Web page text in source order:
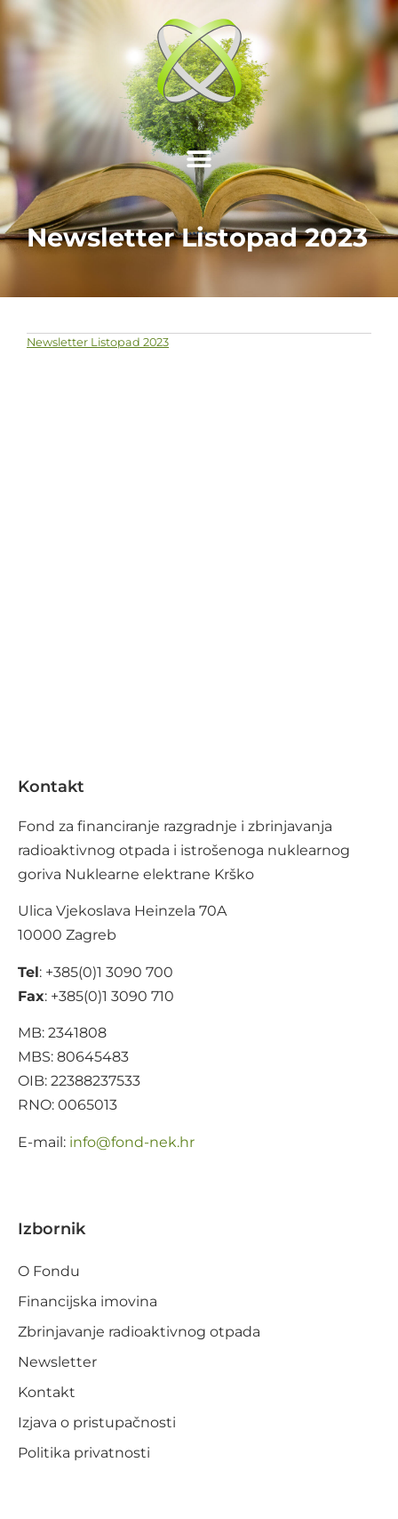
Newsletter Listopad 2023
Newsletter Listopad 2023
Kontakt
Fond za financiranje razgradnje i zbrinjavanja
radioaktivnog otpada i istrošenoga nuklearnog
goriva Nuklearne elektrane Krško
Ulica Vjekoslava Heinzela 70A
10000 Zagreb
Tel: +385(0)1 3090 700
Fax: +385(0)1 3090 710
MB: 2341808
MBS: 80645483
OIB: 22388237533
RNO: 0065013
E-mail: rh.ken-dnof
@ofni
Izbornik
O Fondu
Financijska imovina
Zbrinjavanje radioaktivnog otpada
Newsletter
Kontakt
Izjava o pristupačnosti
Politika privatnosti